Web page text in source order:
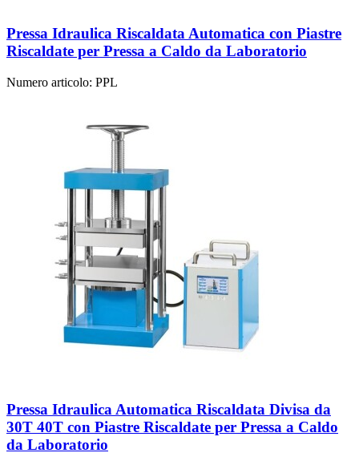
Pressa Idraulica Riscaldata Automatica con Piastre
Riscaldate per Pressa a Caldo da Laboratorio
Numero articolo: PPL
Pressa Idraulica Automatica Riscaldata Divisa da
30T 40T con Piastre Riscaldate per Pressa a Caldo
da Laboratorio